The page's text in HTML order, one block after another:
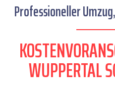
Professioneller
WUPPERTAL